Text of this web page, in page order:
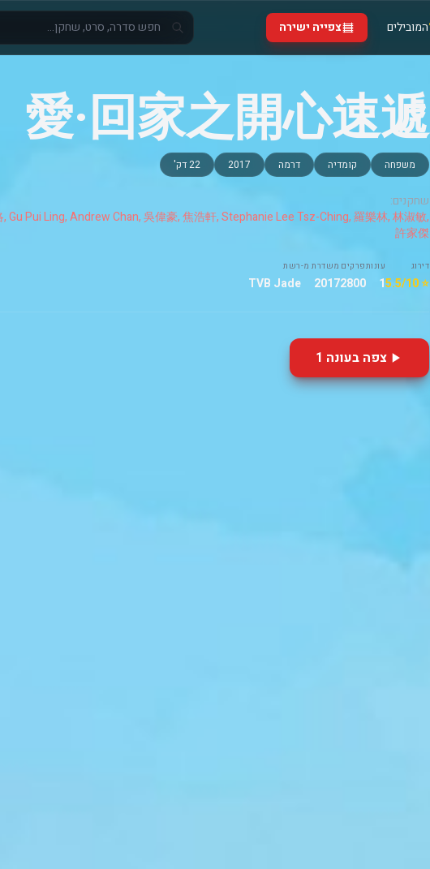
המובילים צפייה ישירה
愛·回家之開心速遞
משפחה קומדיה דרמה 2017 22 דק'
שחקנים:
Pui Ling, Andrew Chan, 吳偉豪, 焦浩軒, Stephanie Lee Tsz-Ching, 羅樂林, 林淑敏,
許家傑
דירוג
⭐ 5.5/10
עונות
1
פרקים
2800
משדרת מ-
2017
רשת
TVB Jade
צפה בעונה 1